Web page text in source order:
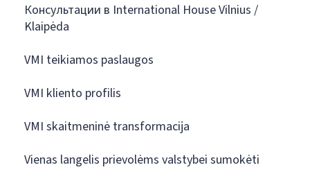
Консультации в International House Vilnius /
Klaipėda
VMI teikiamos paslaugos
VMI kliento profilis
VMI skaitmeninė transformacija
Vienas langelis prievolėms valstybei sumokėti